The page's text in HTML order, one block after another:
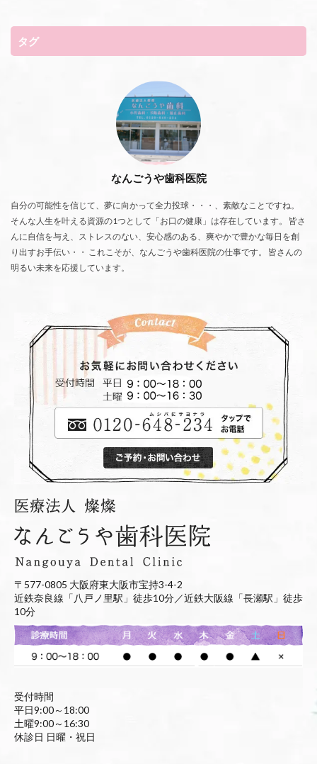
タグ
なんごうや歯科医院
自分の可能性を信じて、夢に向かって全力投球・・・、素敵なことですね。
そんな人生を叶える資源の1つとして「お口の健康」は存在しています。 皆さ
んに自信を与え、ストレスのない、安心感のある、爽やかで豊かな毎日を創
り出すお手伝い・・ これこそが、なんごうや歯科医院の仕事です。 皆さんの
明るい未来を応援しています。
〒577-0805 大阪府東大阪市宝持3-4-2
近鉄奈良線「八戸ノ里駅」徒歩10分／近鉄大阪線「長瀬駅」徒歩
10分
受付時間
平日9:00～18:00
土曜9:00～16:30
休診日 日曜・祝日